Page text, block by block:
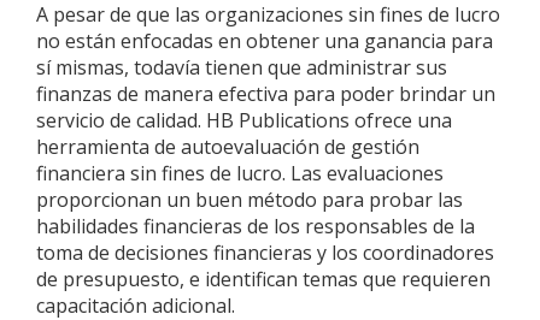
A pesar de que las organizaciones sin fines de lucro
no están enfocadas en obtener una ganancia para
sí mismas, todavía tienen que administrar sus
finanzas de manera efectiva para poder brindar un
servicio de calidad. HB Publications ofrece una
herramienta de autoevaluación de gestión
financiera sin fines de lucro. Las evaluaciones
proporcionan un buen método para probar las
habilidades financieras de los responsables de la
toma de decisiones financieras y los coordinadores
de presupuesto, e identifican temas que requieren
capacitación adicional.